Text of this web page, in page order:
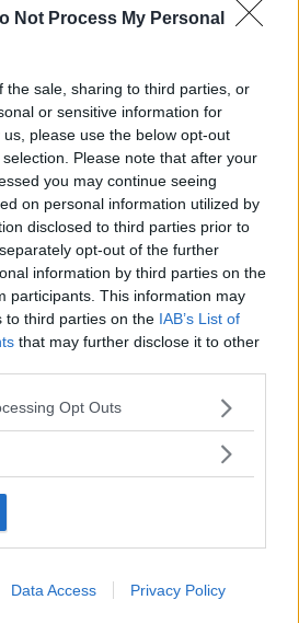
Not Process My Personal
the sale, sharing to third parties, or
or sensitive information for
please use the below opt-out
Please note that after your
you may continue seeing
on personal information utilized by
disclosed to third parties prior to
opt-out of the further
information by third parties on the
participants. This information may
to third parties on the IAB’s List of
that may further disclose it to other
app uses one or more Google
usage behaviour. You may click to
specified purposes in below Google
Opt Outs
Data Access Privacy Policy